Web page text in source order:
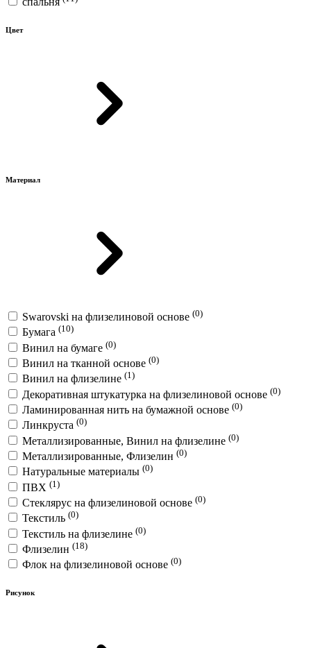
Цвет
Материал
Swarovski на флизелиновой основе (0)
Бумага (10)
Винил на бумаге (0)
Винил на тканной основе (0)
Винил на флизелине (1)
Декоративная штукатурка на флизелиновой основе (0)
Ламинированная нить на бумажной основе (0)
Линкруста (0)
Металлизированные, Винил на флизелине (0)
Металлизированные, Флизелин (0)
Натуральные материалы (0)
ПВХ (1)
Стеклярус на флизелиновой основе (0)
Текстиль (0)
Текстиль на флизелине (0)
Флизелин (18)
Флок на флизелиновой основе (0)
Рисунок